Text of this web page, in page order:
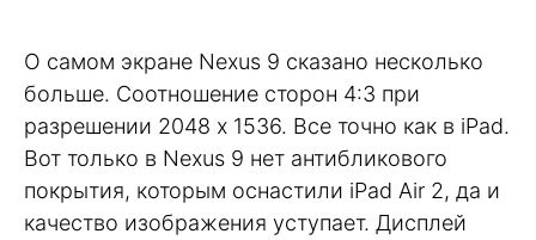
О самом экране Nexus 9 сказано несколько
больше. Соотношение сторон 4:3 при
разрешении 2048 x 1536. Все точно как в iPad.
Вот только в Nexus 9 нет антибликового
покрытия, которым оснастили iPad Air 2, да и
качество изображения уступает. Дисплей